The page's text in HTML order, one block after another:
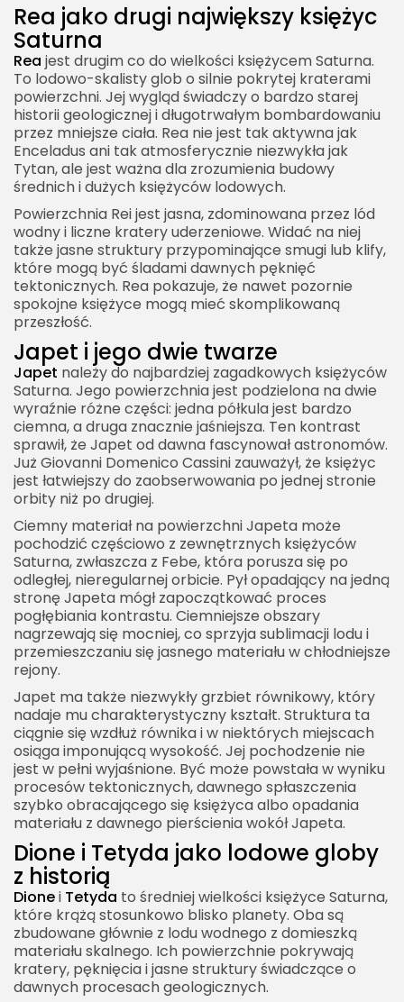
Rea jako drugi największy księżyc
Saturna
Rea jest drugim co do wielkości księżycem Saturna.
To lodowo-skalisty glob o silnie pokrytej kraterami
powierzchni. Jej wygląd świadczy o bardzo starej
historii geologicznej i długotrwałym bombardowaniu
przez mniejsze ciała. Rea nie jest tak aktywna jak
Enceladus ani tak atmosferycznie niezwykła jak
Tytan, ale jest ważna dla zrozumienia budowy
średnich i dużych księżyców lodowych.
Powierzchnia Rei jest jasna, zdominowana przez lód
wodny i liczne kratery uderzeniowe. Widać na niej
także jasne struktury przypominające smugi lub klify,
które mogą być śladami dawnych pęknięć
tektonicznych. Rea pokazuje, że nawet pozornie
spokojne księżyce mogą mieć skomplikowaną
przeszłość.
Japet i jego dwie twarze
Japet należy do najbardziej zagadkowych księżyców
Saturna. Jego powierzchnia jest podzielona na dwie
wyraźnie różne części: jedna półkula jest bardzo
ciemna, a druga znacznie jaśniejsza. Ten kontrast
sprawił, że Japet od dawna fascynował astronomów.
Już Giovanni Domenico Cassini zauważył, że księżyc
jest łatwiejszy do zaobserwowania po jednej stronie
orbity niż po drugiej.
Ciemny materiał na powierzchni Japeta może
pochodzić częściowo z zewnętrznych księżyców
Saturna, zwłaszcza z Febe, która porusza się po
odległej, nieregularnej orbicie. Pył opadający na jedną
stronę Japeta mógł zapoczątkować proces
pogłębiania kontrastu. Ciemniejsze obszary
nagrzewają się mocniej, co sprzyja sublimacji lodu i
przemieszczaniu się jasnego materiału w chłodniejsze
rejony.
Japet ma także niezwykły grzbiet równikowy, który
nadaje mu charakterystyczny kształt. Struktura ta
ciągnie się wzdłuż równika i w niektórych miejscach
osiąga imponującą wysokość. Jej pochodzenie nie
jest w pełni wyjaśnione. Być może powstała w wyniku
procesów tektonicznych, dawnego spłaszczenia
szybko obracającego się księżyca albo opadania
materiału z dawnego pierścienia wokół Japeta.
Dione i Tetyda jako lodowe globy
z historią
Dionei Tetyda to średniej wielkości księżyce Saturna,
które krążą stosunkowo blisko planety. Oba są
zbudowane głównie z lodu wodnego z domieszką
materiału skalnego. Ich powierzchnie pokrywają
kratery, pęknięcia i jasne struktury świadczące o
dawnych procesach geologicznych.